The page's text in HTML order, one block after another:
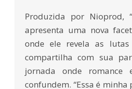
Produzida por Nioprod,
apresenta uma nova
onde ele revela as
compartilha com sua
jornada onde romance
confundem. “Essa é